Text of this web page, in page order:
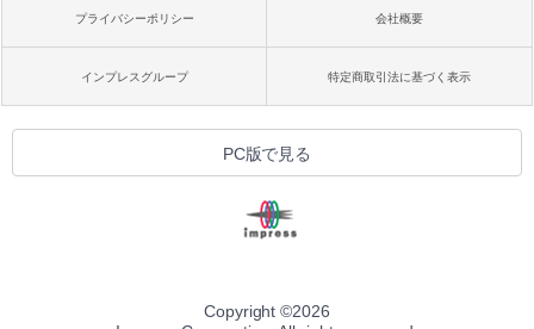
プライバシーポリシー 会社概要
インプレスグループ 特定商取引法に基づく表示
PC版で見る
Copyright ©2026